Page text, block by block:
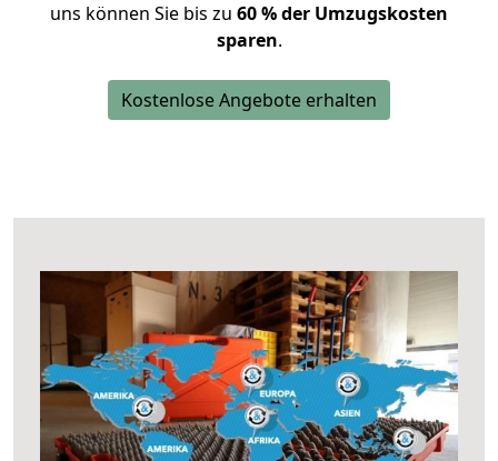
uns können Sie bis zu 60 % der Umzugskosten
sparen.
Kostenlose Angebote erhalten